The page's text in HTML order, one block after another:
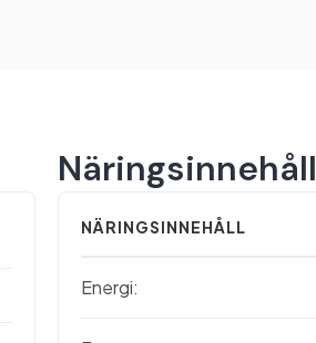
Näringsinnehåll
NÄRINGSINNEHÅLL
Energi: